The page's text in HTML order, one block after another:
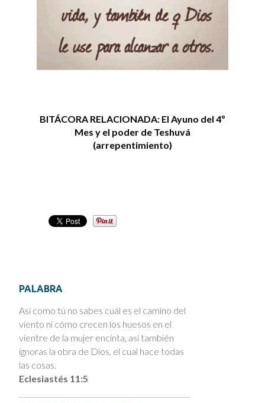
BITÁCORA RELACIONADA: El Ayuno del 4º
Mes y el poder de Teshuvá
(arrepentimiento)
PALABRA
Así como tú no sabes cuál es el camino del
viento ni cómo crecen los huesos en el
vientre de la mujer encinta, así también
ignoras la obra de Dios, el cual hace todas
las cosas.
Eclesiastés 11:5